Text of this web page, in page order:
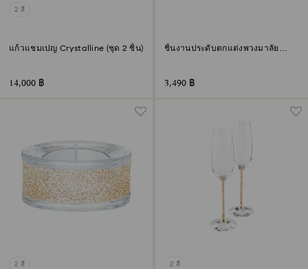
2 สี
แก้วแชมเปญ Crystalline (ชุด 2 ชิ้น)
14,000 ฿
ชิ้นงานประดับตกแต่งพวงมาลัย
3,490 ฿
2 สี 2 สี